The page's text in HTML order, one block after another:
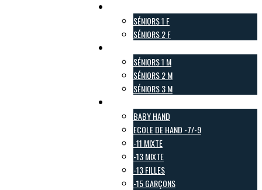
SÉNIORS 1 F
SÉNIORS 2 F
SÉNIORS 1 M
SÉNIORS 2 M
SÉNIORS 3 M
BABY HAND
ECOLE DE HAND -7/-9
-11 MIXTE
-13 MIXTE
-13 FILLES
-15 GARÇONS